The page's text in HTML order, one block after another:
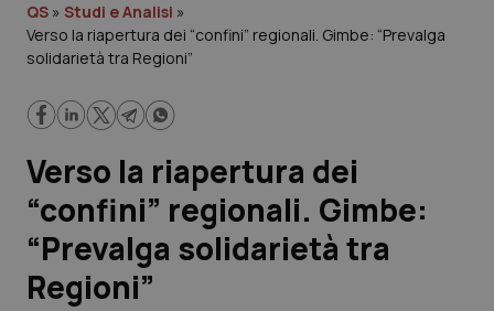
Governo e Parlamento
Regioni e Asl
Lavoro e Professioni
Scienza e Farmaci
Studi e Analisi
QS » Studi e Analisi »
Verso la riapertura dei “confini” regionali. Gimbe: “Prevalga
solidarietà tra Regioni”
Verso la riapertura dei
“confini” regionali. Gimbe:
“Prevalga solidarietà tra
Regioni”